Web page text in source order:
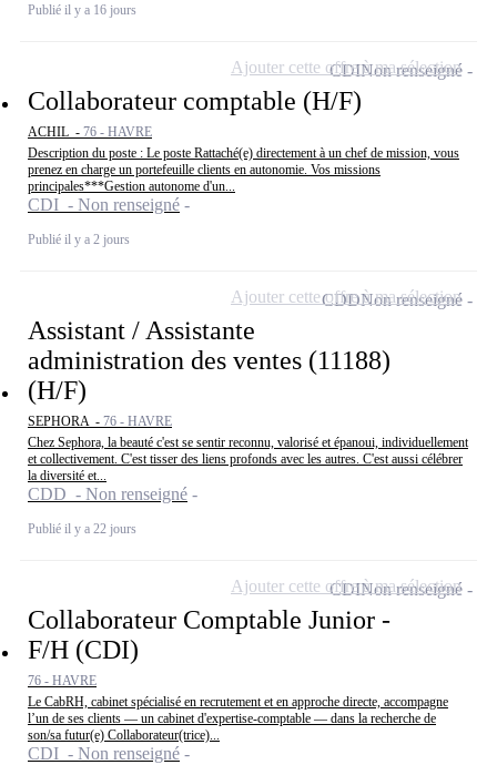
Publié il y a 16 jours
Collaborateur comptable (H/F)
ACHIL - 76 - HAVRE
Description du poste : Le poste Rattaché(e) directement à un chef de mission, vous
prenez en charge un portefeuille clients en autonomie. Vos missions
principales***Gestion autonome d'un...
CDI - Non renseigné
Publié il y a 2 jours
CDINon renseigné
Ajouter cette offre à ma sélection
Assistant / Assistante
administration des ventes (11188)
(H/F)
SEPHORA - 76 - HAVRE
Chez Sephora, la beauté c'est se sentir reconnu, valorisé et épanoui, individuellement
et collectivement. C'est tisser des liens profonds avec les autres. C'est aussi célébrer
la diversité et...
CDD - Non renseigné
Publié il y a 22 jours
CDDNon renseigné
Ajouter cette offre à ma sélection
Collaborateur Comptable Junior -
F/H (CDI)
76 - HAVRE
Le CabRH, cabinet spécialisé en recrutement et en approche directe, accompagne
l’un de ses clients — un cabinet d'expertise-comptable — dans la recherche de
son/sa futur(e) Collaborateur(trice)...
CDI - Non renseigné
CDINon renseigné
Ajouter cette offre à ma sélection